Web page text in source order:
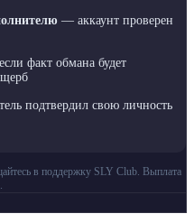
— аккаунт проверен
факт обмана будет
подтвердил свою личность
в поддержку SLY Club. Выплата